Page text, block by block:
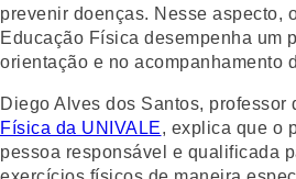
prevenir doenças. Nesse aspecto,
Educação Física desempenha um
orientação e no acompanhamento
Diego Alves dos Santos, professor
Física da UNIVALE, explica que o
pessoa responsável e qualificada